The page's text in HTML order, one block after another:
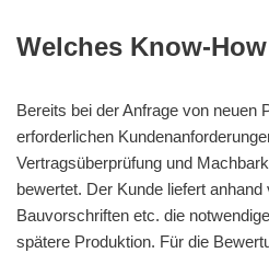
Welches Know-
Bereits bei der Anfrage von neuen
erforderlichen
Vertragsüberprüfung und
bewertet. Der Kunde liefert anhand
Bauvorschriften etc. die
spätere Produktion. Für die